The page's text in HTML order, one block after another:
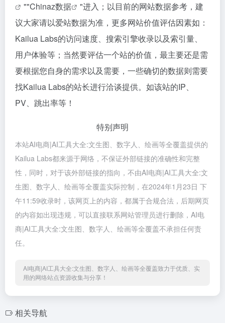
""Chinaz数据
"进入；以目前的网站数据参考，建
议大家请以爱站数据为准，更多网站价值评估因素如：
Kailua Labs的访问速度、搜索引擎收录以及索引量、
用户体验等；当然要评估一个站的价值，最主要还是需
要根据您自身的需求以及需要，一些确切的数据则需要
找Kailua Labs的站长进行洽谈提供。如该站的IP、
PV、跳出率等！
特别声明
本站AI电商|AI工具大全:文生图、数字人、绘画等全覆盖提供的
Kailua Labs都来源于网络，不保证外部链接的准确性和完整
性，同时，对于该外部链接的指向，不由AI电商|AI工具大全:文
生图、数字人、绘画等全覆盖实际控制，在2024年1月23日 下
午11:59收录时，该网页上的内容，都属于合规合法，后期网页
的内容如出现违规，可以直接联系网站管理员进行删除，AI电
商|AI工具大全:文生图、数字人、绘画等全覆盖不承担任何责
任。
AI电商|AI工具大全:文生图、数字人、绘画等全覆盖致力于优质、实
用的网络站点资源收集与分享！
相关导航